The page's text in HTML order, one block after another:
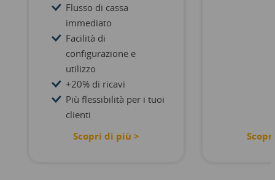
Flusso di cassa
immediato
Facilità di
configurazione e
utilizzo
+20% di ricavi
Più flessibilità per i tuoi
clienti
Scopri di più >